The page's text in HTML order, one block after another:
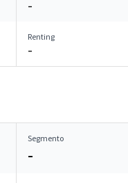
–
Renting
–
Segmento
–